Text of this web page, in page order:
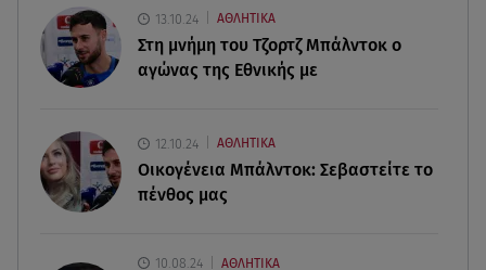
Μπορείς να τρως καθημερινά αβοκάντο, σκέψου
την καρδιά και το βάρος σου
τον Δημήτρη Παπαμιχαήλ
08.08.26 , 11:23
Νέο σκάνδαλο: Η UEFA κατέβαλε εξαψήφιο ποσό
13.10.24 ΑΘΛΗΤΙΚΑ
Στη μνήμη του Τζορτζ Μπάλντοκ ο
αγώνας της Εθνικής με
12.10.24 ΑΘΛΗΤΙΚΑ
Οικογένεια Μπάλντοκ: Σεβαστείτε το
πένθος μας
10.08.24 ΑΘΛΗΤΙΚΑ